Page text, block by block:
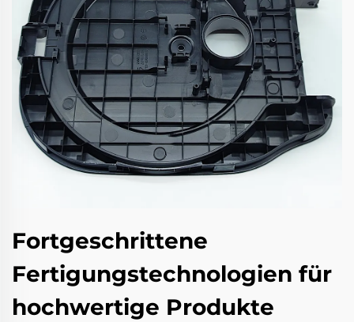
Fortgeschrittene
Fertigungstechnologien für
hochwertige Produkte